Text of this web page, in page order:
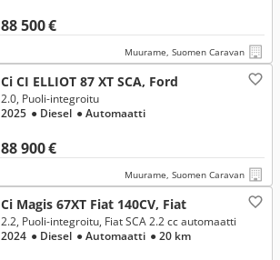
88 500 €
Muurame, Suomen Caravan
Ci CI ELLIOT 87 XT SCA, Ford
88 900 €
2.0, Puoli-integroitu
2025 ● Diesel ● Automaatti
Muurame, Suomen Caravan
Ci Magis 67XT Fiat 140CV, Fiat
2.2, Puoli-integroitu, Fiat SCA 2.2 cc automaatti
2024 ● Diesel ● Automaatti ● 20 km